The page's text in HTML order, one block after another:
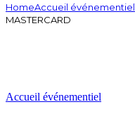
HomeAccueil événementiel
MASTERCARD
Accueil événementiel